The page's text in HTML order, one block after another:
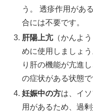
う。 透疹作用があ
合には不要です。
肝陽上亢（かんよ
めに使用しましょ
り肝の機能が亢進
の症状がある状態で
妊娠中の方は、イ
用があるため、過